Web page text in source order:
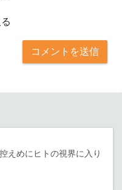
えめにヒトの視界に入り